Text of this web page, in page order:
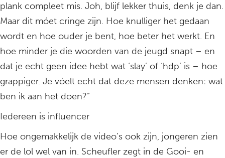
plank compleet mis. Joh, blijf lekker thuis, denk je dan.
Maar dit móet cringe zijn. Hoe knulliger het gedaan
wordt en hoe ouder je bent, hoe beter het werkt. En
hoe minder je die woorden van de jeugd snapt – en
dat je echt geen idee hebt wat ‘slay’ of ‘hdp’ is – hoe
grappiger. Je vóelt echt dat deze mensen denken: wat
ben ik aan het doen?”
Iedereen is influencer
Hoe ongemakkelijk de video’s ook zijn, jongeren zien
er de lol wel van in. Scheufler zegt in de Gooi- en